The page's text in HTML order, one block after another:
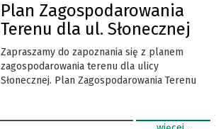
Plan Zagospodarowania
Terenu dla ul. Słonecznej
Zapraszamy do zapoznania się z planem
zagospodarowania terenu dla ulicy
Słonecznej. Plan Zagospodarowania Terenu